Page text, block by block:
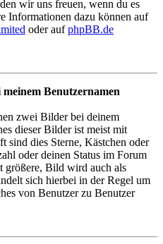
wir uns freuen, wenn du es
Informationen dazu können auf
oder aufphpBB.de
Benutzernamen
zwei Bilder bei deinem
dieser Bilder ist meist mit
sind dies Sterne, Kästchen oder
oder deinen Status im Forum
größere, Bild wird auch als
sich hierbei in der Regel um
von Benutzer zu Benutzer